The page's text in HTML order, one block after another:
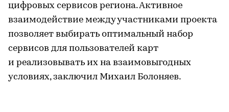
цифровых сервисов региона. Активное
взаимодействие между участниками проекта
позволяет выбирать оптимальный набор
сервисов для пользователей карт
и реализовывать их на взаимовыгодных
условиях, заключил Михаил Болоняев.